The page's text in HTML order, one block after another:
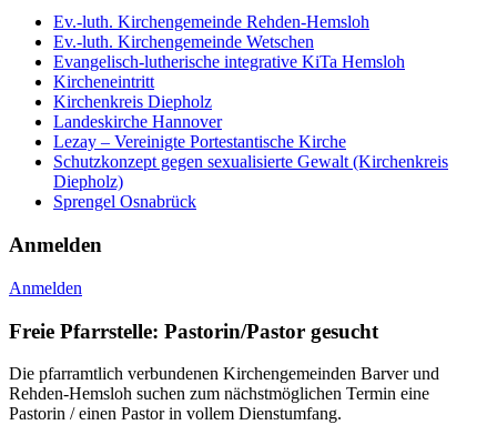
Ev.-luth. Kirchengemeinde Rehden-Hemsloh
Ev.-luth. Kirchengemeinde Wetschen
Evangelisch-lutherische integrative KiTa Hemsloh
Kircheneintritt
Kirchenkreis Diepholz
Landeskirche Hannover
Lezay – Vereinigte Portestantische Kirche
Schutzkonzept gegen sexualisierte Gewalt (Kirchenkreis
Diepholz)
Sprengel Osnabrück
Anmelden
Anmelden
Freie Pfarrstelle: Pastorin/Pastor gesucht
Die pfarramtlich verbundenen Kirchengemeinden Barver und
Rehden-Hemsloh suchen zum nächstmöglichen Termin eine
Pastorin / einen Pastor in vollem Dienstumfang.